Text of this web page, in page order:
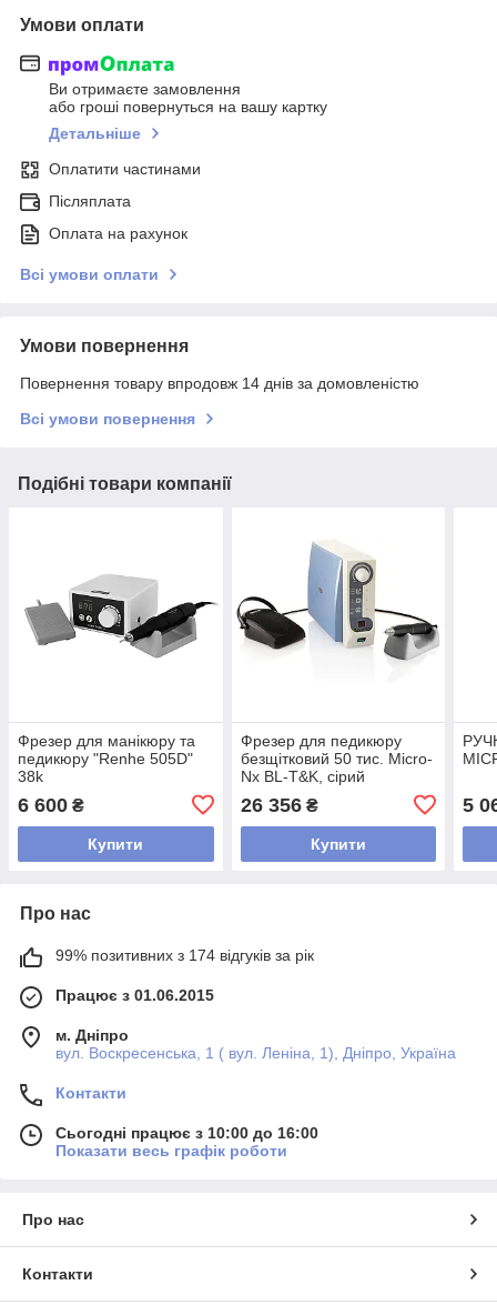
Умови оплати
Ви отримаєте замовлення
або гроші повернуться на вашу картку
Детальніше
Оплатити частинами
Післяплата
Оплата на рахунок
Всі умови оплати
Умови повернення
Повернення товару впродовж 14 днів за домовленістю
Всі умови повернення
Подібні товари компанії
Фрезер для манікюру та
педикюру "Renhe 505D"
38k
6 600 ₴
Купити
Фрезер для педикюру
безщітковий 50 тис. Micro-
Nx BL-T&K, сірий
26 356₴
Купити
5
Про нас
99% позитивних з 174 відгуків за рік
Працює з 01.06.2015
м. Дніпро
вул. Воскресенська, 1 ( вул. Леніна, 1), Дніпро, Україна
Контакти
Сьогодні працює з 10:00 до 16:00
Показати весь графік роботи
Про нас
Контакти